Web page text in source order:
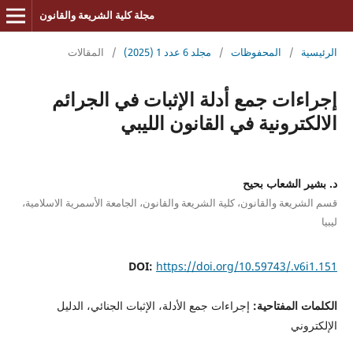
مجلة كلية الشريعة والقانون
الرئيسية / المحفوظات / مجلد 6 عدد 1 (2025) / المقالات
إجراءات جمع أدلة الإثبات في الجرائم
الالكترونية في القانون الليبي
د. بشير الشعاب بحيح
قسم الشريعة والقانون، كلية الشريعة والقانون، الجامعة الأسمرية الاسلامية،
ليبيا
DOI: https://doi.org/10.59743/.v6i1.151
الكلمات المفتاحية: إجراءات جمع الأدلة، الإثبات الجنائي، الدليل
الإلكتروني